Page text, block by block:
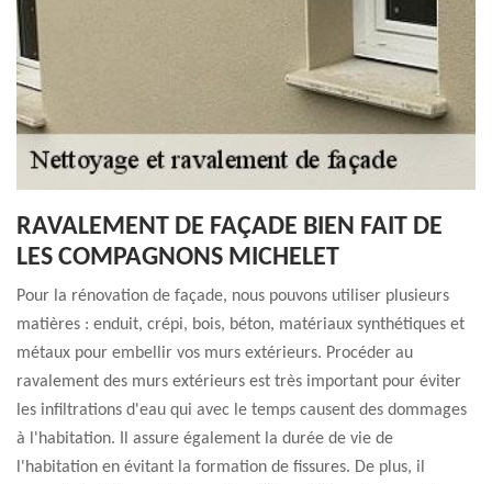
RAVALEMENT DE FAÇADE BIEN FAIT DE
LES COMPAGNONS MICHELET
Pour la rénovation de façade, nous pouvons utiliser plusieurs
matières : enduit, crépi, bois, béton, matériaux synthétiques et
métaux pour embellir vos murs extérieurs. Procéder au
ravalement des murs extérieurs est très important pour éviter
les infiltrations d'eau qui avec le temps causent des dommages
à l'habitation. Il assure également la durée de vie de
l'habitation en évitant la formation de fissures. De plus, il